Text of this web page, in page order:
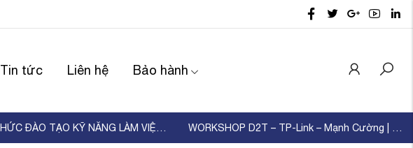
Tin tức Liên hệ Bảo hành
D2T TỔ CHỨC ĐÀO TẠO KỸ NĂNG LÀM VIỆC NHÓM – XÂ ... WORKSHOP D2T – TP-Link – Mạnh Cường | KẾT NỐI ...